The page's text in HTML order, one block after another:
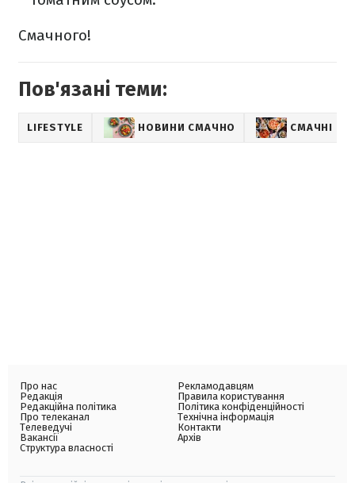
Смачного!
Пов'язані теми:
LIFESTYLE НОВИНИ СМАЧНО СМАЧНІ
Про нас
Редакція
Редакційна політика
Про телеканал
Телеведучі
Вакансії
Структура власності
Рекламодавцям
Правила користування
Політика конфіденційності
Технічна інформація
Контакти
Архів